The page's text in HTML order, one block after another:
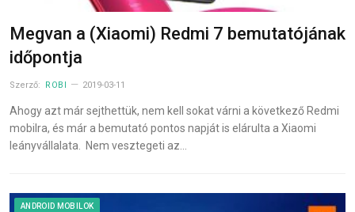
Megvan a (Xiaomi) Redmi 7 bemutatójának
időpontja
Szerző: ROBI 2019-03-11
Ahogy azt már sejthettük, nem kell sokat várni a következő Redmi
mobilra, és már a bemutató pontos napját is elárulta a Xiaomi
leányvállalata. Nem vesztegeti az…
ANDROID MOBILOK